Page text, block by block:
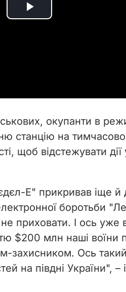
P
i
d
o
окупанти в
станцію на
щоб відстежувати дії
Е" прикривав іще й
боротьби
приховати. І ось уже
$200 млн наші
захисником. Ось
на півдні України", –